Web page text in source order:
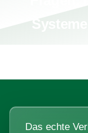
Das echte